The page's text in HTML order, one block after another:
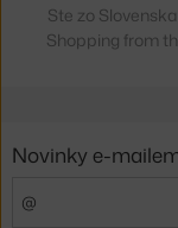
Ste zo
Shopping from
Novinky e-